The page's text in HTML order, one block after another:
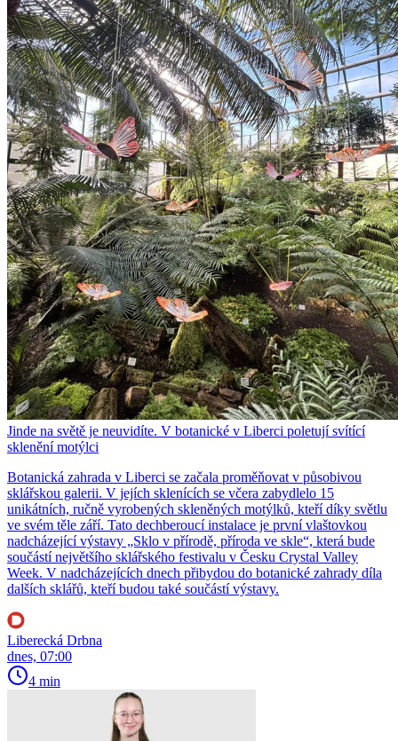
Jinde na světě je neuvidíte. V botanické v Liberci poletují svítící
sklenění motýlci
Botanická zahrada v Liberci se začala proměňovat v působivou
sklářskou galerii. V jejích sklenících se včera zabydlelo 15
unikátních, ručně vyrobených skleněných motýlků, kteří díky světlu
ve svém těle září. Tato dechberoucí instalace je první vlaštovkou
nadcházející výstavy „Sklo v přírodě, příroda ve skle“, která bude
součástí největšího sklářského festivalu v Česku Crystal Valley
Week. V nadcházejících dnech přibydou do botanické zahrady díla
dalších sklářů, kteří budou také součástí výstavy.
Liberecká Drbna
dnes, 07:00
4 min